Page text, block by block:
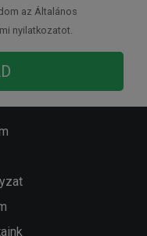
az Általános
nyilatkozatot.